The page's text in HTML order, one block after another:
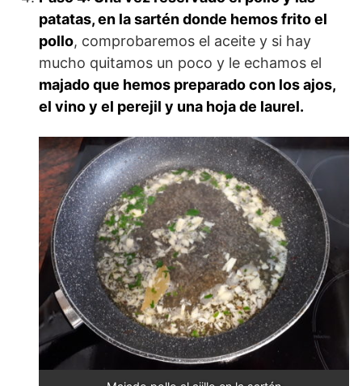
patatas, en la sartén donde hemos frito el
pollo, comprobaremos el aceite y si hay
mucho quitamos un poco y le echamos el
majado que hemos preparado con los ajos,
el vino y el perejil y una hoja de laurel.